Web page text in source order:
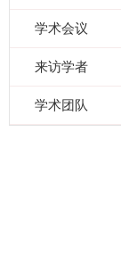
学术会议
来访学者
学术团队